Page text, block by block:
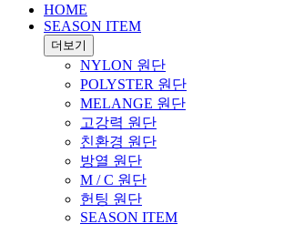
HOME
SEASON ITEM
더보기
NYLON 원단
POLYSTER 원단
MELANGE 원단
고강력 원단
친환경 원단
방열 원단
M / C 원단
헌팅 원단
SEASON ITEM